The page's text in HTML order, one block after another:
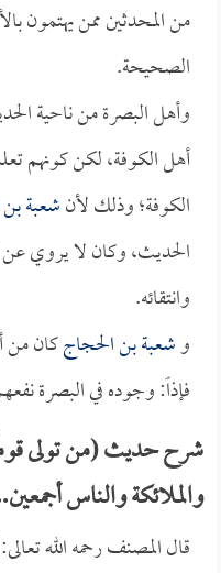
من المحدثين ممن يهتمون
الصحيحة.
وأهل البصرة من ناحية
أهل الكوفة، لكن كونهم
الكوفة؛ وذلك لأنشعبة
الحديث، وكان لا يروي عن
وانتقائه.
وشعبة بن الحجاجكان
فإذاً: وجوده في البصرة
شرح حديث (من تولى قوماً
والملائكة والناس
قال المصنف رحمه الله